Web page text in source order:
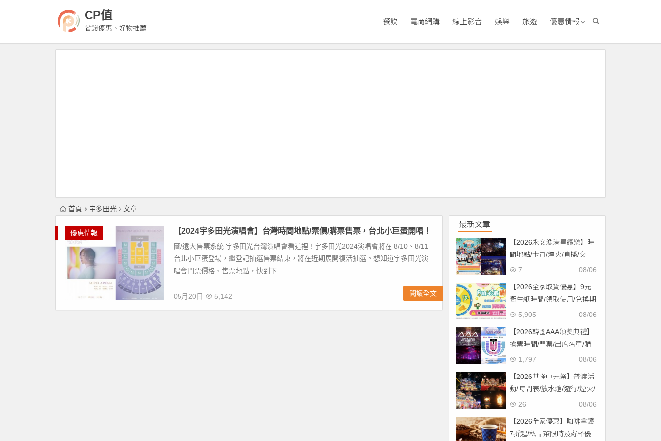
CP值
省錢優惠、好物推薦
餐飲 電商網購 線上影音 娛樂 旅遊 優惠情報
首頁 宇多田光 文章
優惠情報 【2024宇多田光演唱會】台灣時間地點/票價/購票售票，台北小巨蛋開唱！
圖/遠大售票系統 宇多田光台灣演唱會看這裡 ! 宇多田光2024演唱會將在 8/10、8/11
台北小巨蛋登場，繼登記抽選售票結束，將在近期展開復活抽選。想知道宇多田光演
唱會門票價格、售票地點，快到下...
05月20日 5,142 閱讀全文
最新文章
【2026永安漁港星繽樂】時
間地點/卡司/煙火/直播/交
通，免費入場！
08/06
7
【2026全家取貨優惠】9元
衛生紙時間/領取使用/兌換期
限一次看！
08/06
5,905
【2026韓國AAA頒獎典禮】
搶票時間/門票/出席名單/購
票一次看！
08/06
1,797
【2026基隆中元祭】普渡活
動/時間表/放水燈/遊行/煙火/
交通一次看！
08/06
26
【2026全家優惠】咖啡拿鐵
7折起/私品茶限時及寄杯優